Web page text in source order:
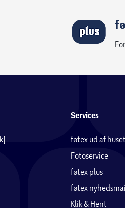
Services
føtex ud af huset
Fotoservice
føtex plus
føtex
Klik & Hent